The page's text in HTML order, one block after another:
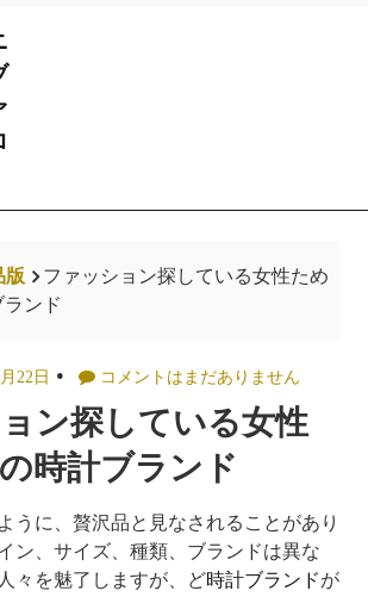
版
ファッション探している女性ため
ンド
22日 コメントはまだありません
ン探している女性
時計ブランド
うに、贅沢品と見なされることがあり
ン、サイズ、種類、ブランドは異な
々を魅了しますが、ど時計ブランドが